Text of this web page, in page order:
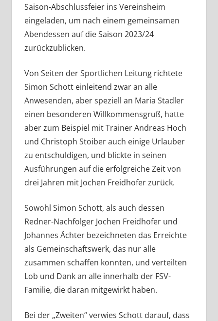
Saison-Abschlussfeier ins Vereinsheim
eingeladen, um nach einem gemeinsamen
Abendessen auf die Saison 2023/24
zurückzublicken.
Von Seiten der Sportlichen Leitung richtete
Simon Schott einleitend zwar an alle
Anwesenden, aber speziell an Maria Stadler
einen besonderen Willkommensgruß, hatte
aber zum Beispiel mit Trainer Andreas Hoch
und Christoph Stoiber auch einige Urlauber
zu entschuldigen, und blickte in seinen
Ausführungen auf die erfolgreiche Zeit von
drei Jahren mit Jochen Freidhofer zurück.
Sowohl Simon Schott, als auch dessen
Redner-Nachfolger Jochen Freidhofer und
Johannes Ächter bezeichneten das Erreichte
als Gemeinschaftswerk, das nur alle
zusammen schaffen konnten, und verteilten
Lob und Dank an alle innerhalb der FSV-
Familie, die daran mitgewirkt haben.
Bei der „Zweiten“ verwies Schott darauf, dass